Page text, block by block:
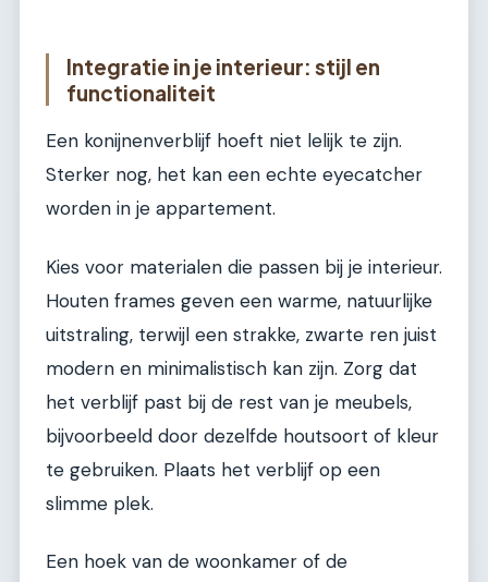
Integratie in je interieur: stijl en
functionaliteit
Een konijnenverblijf hoeft niet lelijk te zijn.
Sterker nog, het kan een echte eyecatcher
worden in je appartement.
Kies voor materialen die passen bij je interieur.
Houten frames geven een warme, natuurlijke
uitstraling, terwijl een strakke, zwarte ren juist
modern en minimalistisch kan zijn. Zorg dat
het verblijf past bij de rest van je meubels,
bijvoorbeeld door dezelfde houtsoort of kleur
te gebruiken. Plaats het verblijf op een
slimme plek.
Een hoek van de woonkamer of de